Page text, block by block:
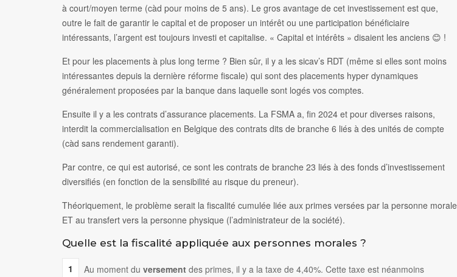
à court/moyen terme (càd pour moins de 5 ans). Le gros avantage de cet investissement est que,
outre le fait de garantir le capital et de proposer un intérêt ou une participation bénéficiaire
intéressants, l’argent est toujours investi et capitalise. « Capital et intérêts » disaient les anciens 😊 !
Et pour les placements à plus long terme ? Bien sûr, il y a les sicav’s RDT (même si elles sont moins
intéressantes depuis la dernière réforme fiscale) qui sont des placements hyper dynamiques
généralement proposées par la banque dans laquelle sont logés vos comptes.
Ensuite il y a les contrats d’assurance placements. La FSMA a, fin 2024 et pour diverses raisons,
interdit la commercialisation en Belgique des contrats dits de branche 6 liés à des unités de compte
(càd sans rendement garanti).
Par contre, ce qui est autorisé, ce sont les contrats de branche 23 liés à des fonds d’investissement
diversifiés (en fonction de la sensibilité au risque du preneur).
Théoriquement, le problème serait la fiscalité cumulée liée aux primes versées par la personne morale
ET au transfert vers la personne physique (l’administrateur de la société).
Quelle est la fiscalité appliquée aux personnes morales ?
Au moment du versement des primes, il y a la taxe de 4,40%. Cette taxe est néanmoins